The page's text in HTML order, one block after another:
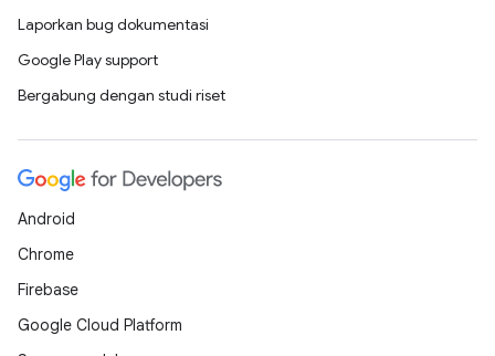
Laporkan bug dokumentasi
Google Play support
Bergabung dengan studi riset
Android
Chrome
Firebase
Google Cloud Platform